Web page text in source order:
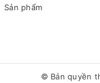
Sản phẩm
© Bản quyền